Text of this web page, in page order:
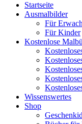
Startseite
Ausmalbilder
Für
Für Kinder
Kostenlose
Wissenswertes
Shop